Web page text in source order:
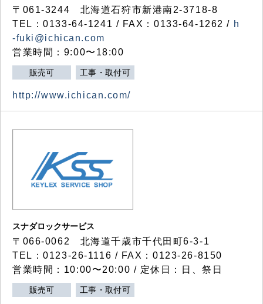
〒061-3244 北海道石狩市新港南2-3718-8
TEL：0133-64-1241 / FAX：0133-64-1262 / h
-fuki@ichican.com
営業時間：9:00〜18:00
販売可 工事・取付可
http://www.ichican.com/
スナダロックサービス
〒066-0062 北海道千歳市千代田町6-3-1
TEL：0123-26-1116 / FAX：0123-26-8150
営業時間：10:00〜20:00 / 定休日：日、祭日
販売可 工事・取付可